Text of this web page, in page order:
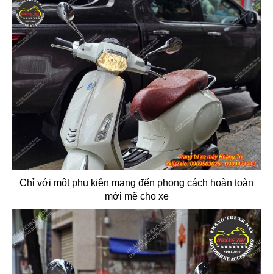
Chỉ với một phụ kiện mang đến phong cách hoàn toàn
mới mẽ cho xe